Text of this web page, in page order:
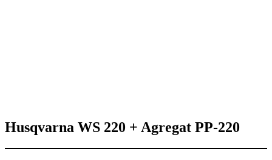
Husqvarna WS 220 + Agregat PP-220